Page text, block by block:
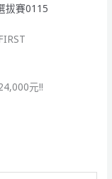
拔賽0115
元!!